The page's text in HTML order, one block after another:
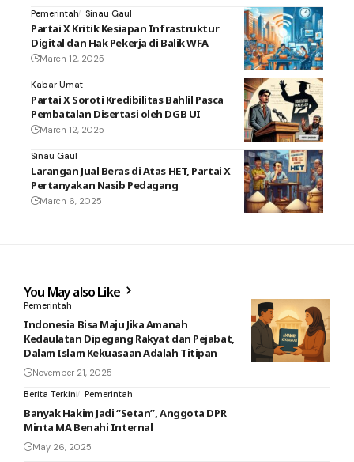
Pemerintah
Sinau Gaul
Partai X Kritik Kesiapan Infrastruktur
Digital dan Hak Pekerja di Balik WFA
March 12, 2025
Kabar Umat
Partai X Soroti Kredibilitas Bahlil Pasca
Pembatalan Disertasi oleh DGB UI
March 12, 2025
Sinau Gaul
Larangan Jual Beras di Atas HET, Partai X
Pertanyakan Nasib Pedagang
March 6, 2025
You May also Like
Pemerintah
Indonesia Bisa Maju Jika Amanah
Kedaulatan Dipegang Rakyat dan Pejabat,
Dalam Islam Kekuasaan Adalah Titipan
November 21, 2025
Berita Terkini Pemerintah
Banyak Hakim Jadi “Setan”, Anggota DPR
Minta MA Benahi Internal
May 26, 2025